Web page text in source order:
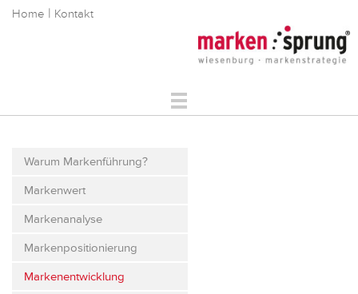
Digitale Markenführung
Home | Kontakt
Warum Markenführung?
Markenwert
Markenanalyse
Markenpositionierung
Markenentwicklung